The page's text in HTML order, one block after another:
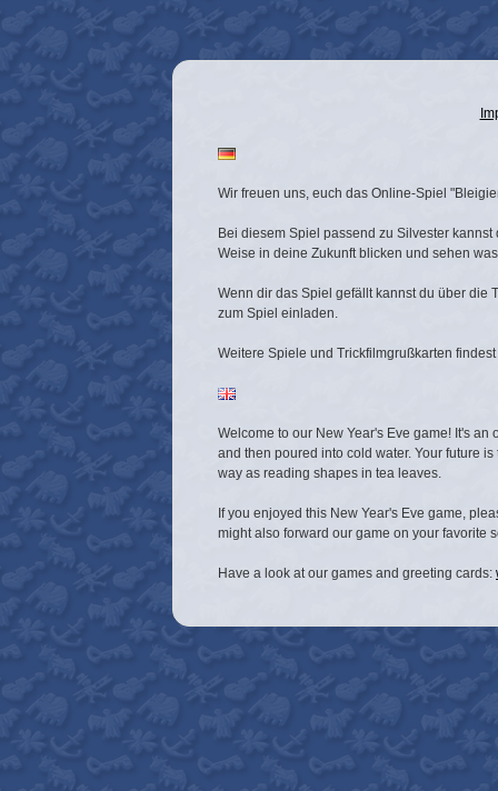
Wir freuen uns, euch das Online-Spiel
Bei diesem Spiel passend zu Silvester
Weise in deine Zukunft blicken und sehen
Wenn dir das Spiel gefällt kannst du über die
zum Spiel einladen.
Weitere Spiele und Trickfilmgrußkarten
Welcome to our New Year's Eve game! It's
and then poured into cold water. Your future
way as reading shapes in tea leaves.
If you enjoyed this New Year's Eve game,
might also forward our game on your favorite
Have a look at our games and greeting cards: